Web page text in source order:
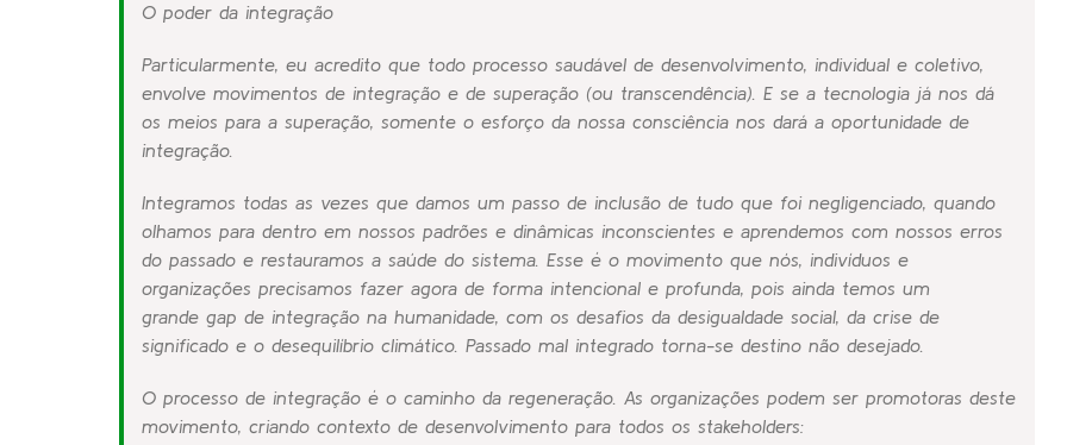
O poder da integração
Particularmente, eu acredito que todo processo saudável de desenvolvimento, individual e coletivo,
envolve movimentos de integração e de superação (ou transcendência) . E se a tecnologia já nos dá
os meios para a superação, somente o esforço da nossa consciência nos dará a oportunidade de
integração.
Integramos todas as vezes que damos um passo de inclusão de tudo que foi negligenciado, quando
olhamos para dentro em nossos padrões e dinâmicas inconscientes e aprendemos com nossos erros
do passado e restauramos a saúde do sistema. Esse é o movimento que nós, indivíduos e
organizações precisamos fazer agora de forma intencional e profunda, pois ainda temos um
grande gap de integração na humanidade, com os desafios da desigualdade social, da crise de
significado e o desequilíbrio climático. Passado mal integrado torna-se destino não desejado.
O processo de integração é o caminho da regeneração. As organizações podem ser promotoras deste
movimento, criando contexto de desenvolvimento para todos os stakeholders: